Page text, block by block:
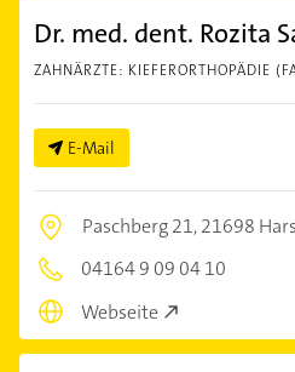
Dr. med. dent. Rozita
ZAHNÄRZTE: KIEFERORTHOPÄDIE
E-Mail
Paschberg 21,21698
04164 9 09 04 10
Webseite